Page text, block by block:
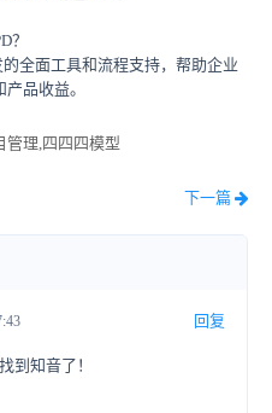
？
全面工具和流程支持，帮助企业
品收益。
管理,四四四模型
下一篇
回复
到知音了！